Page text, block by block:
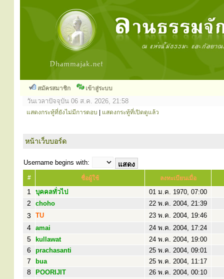
สมัครสมาชิก เข้าสู่ระบบ
วันเวลาปัจจุบัน 06 ส.ค. 2026, 21:58
แสดงกระทู้ที่ยังไม่มีการตอบ แสดงกระทู้ที่เปิดดูแล้ว
หน้าเว็บบอร์ด
Username begins with:
# ชื่อผู้ใช้ ลงทะเบียนเมื่อ
1 บุคคลทั่วไป 01 ม.ค. 1970, 07:00
2 choho 22 พ.ค. 2004, 21:39
3 TU 23 พ.ค. 2004, 19:46
4 amai 24 พ.ค. 2004, 17:24
5 kullawat 24 พ.ค. 2004, 19:00
6 prachasanti 25 พ.ค. 2004, 09:01
7 bua 25 พ.ค. 2004, 11:17
8 POORIJIT 26 พ.ค. 2004, 00:10